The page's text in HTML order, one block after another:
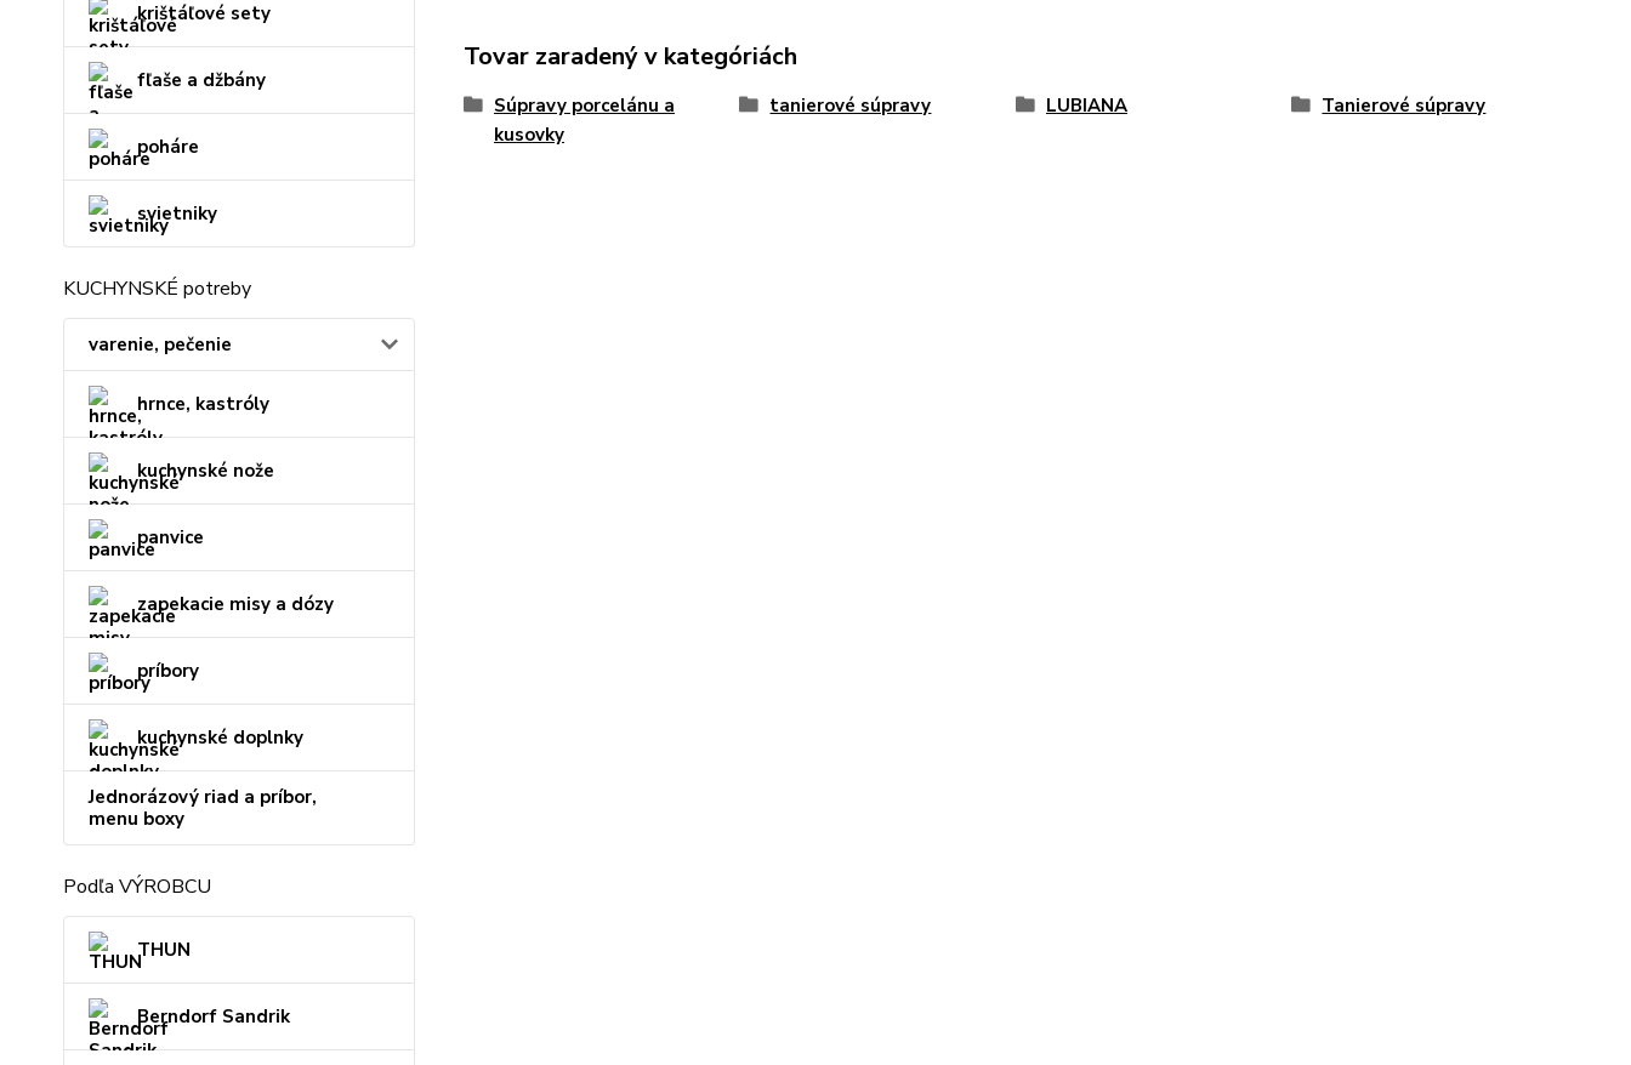
krištáľové sety
fľaše a džbány
poháre
svietniky
KUCHYNSKÉ potreby
varenie, pečenie
hrnce, kastróly
kuchynské nože
panvice
zapekacie misy a dózy
príbory
kuchynské doplnky
Jednorázový riad a príbor,
menu boxy
Podľa VÝROBCU
THUN
Berndorf Sandrik
Tovar zaradený v kategóriách
Súpravy porcelánu a
kusovky
tanierové súpravy LUBIANA Tanierové súpravy